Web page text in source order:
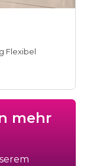
Flexibel
mehr